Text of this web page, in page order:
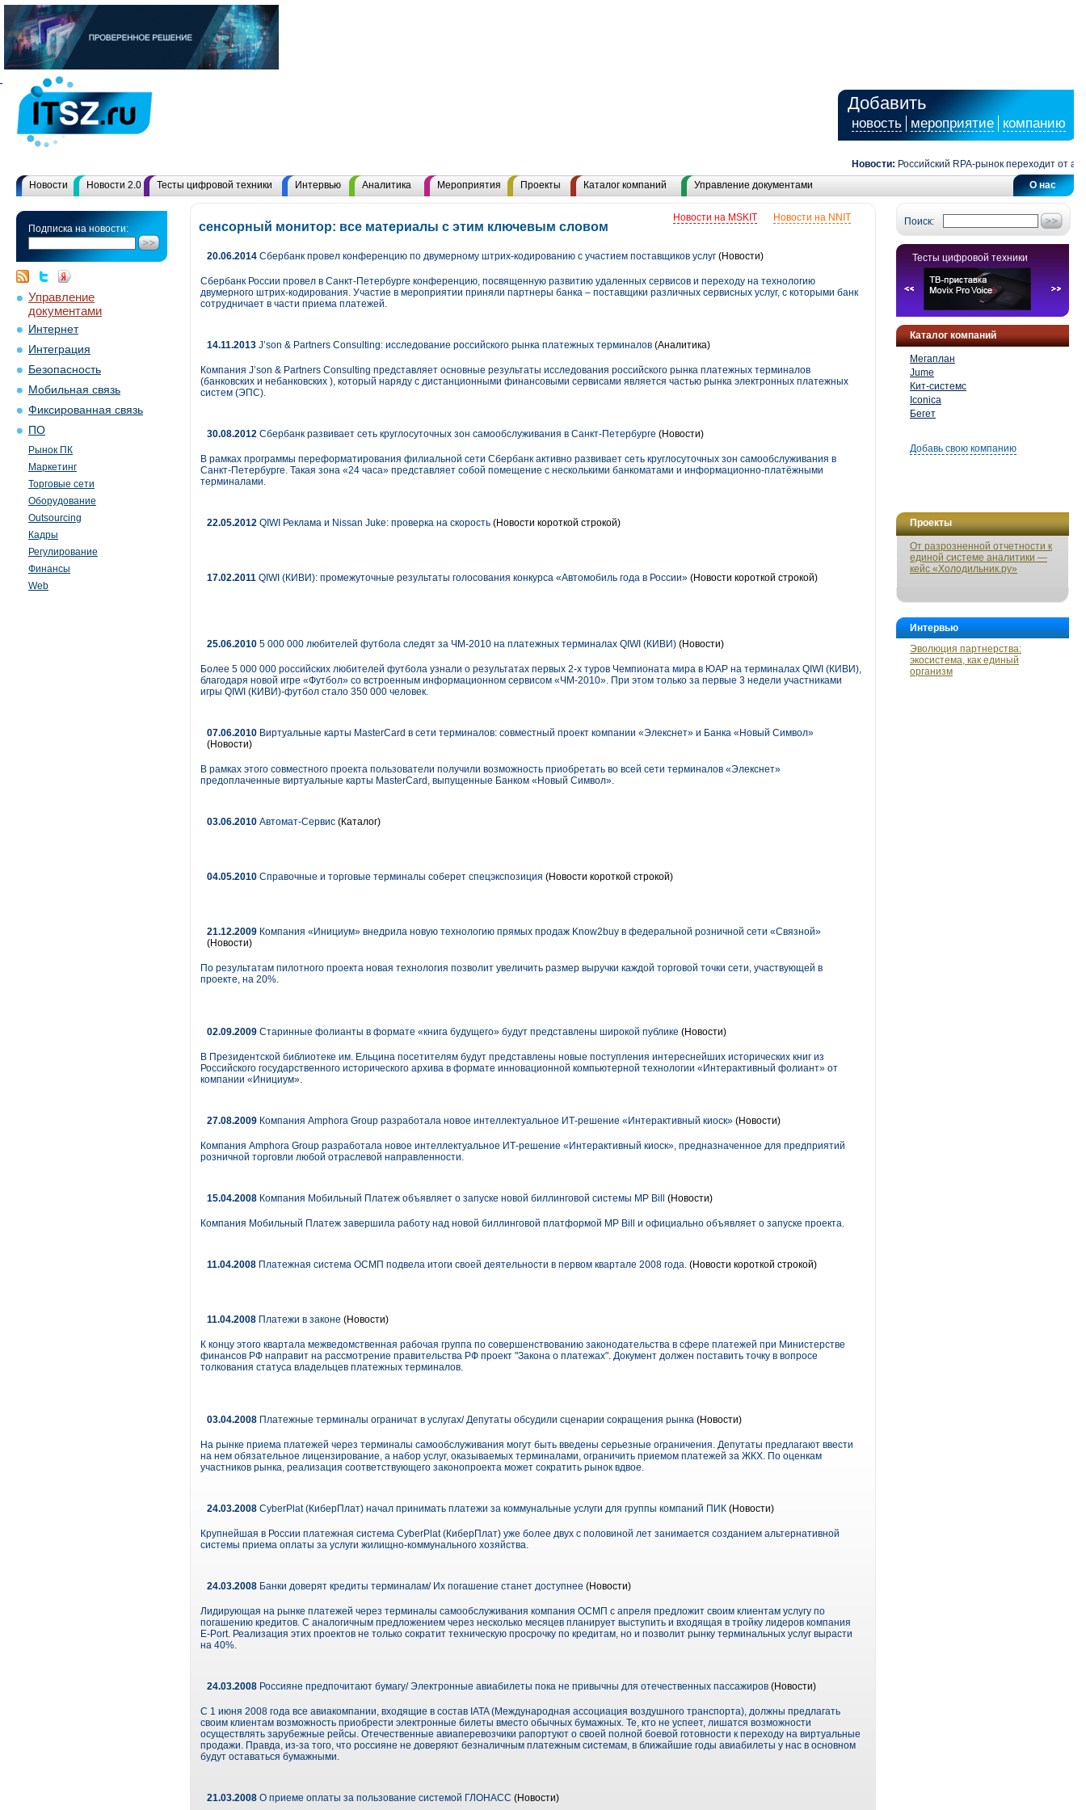
Добавить
новость мероприятие компанию
Новости: Российский RPA-рынок переходит от
О нас
Новости Новости 2.0 Тесты цифровой техники Интервью Аналитика Мероприятия Проекты Каталог компаний Управление документами
Подписка на новости:
Управление
документами
Интернет
Интеграция
Безопасность
Мобильная связь
Фиксированная связь
ПО
Рынок ПК
Маркетинг
Торговые сети
Оборудование
Outsourcing
Кадры
Регулирование
Финансы
Web
Поиск:
Тесты цифровой техники
Каталог компаний
Мегаплан
Jume
Кит-системс
Iconica
Бегет
Добавь свою компанию
Проекты
От разрозненной отчетности к
единой системе аналитики —
кейс «Холодильник.ру»
Интервью
Эволюция партнерства:
экосистема, как единый
организм
Новости на NNIT
Новости на MSKIT
сенсорный монитор: все материалы с этим ключевым словом
20.06.2014 Сбербанк провел конференцию по двумерному штрих-кодированию с участием поставщиков услуг (Новости)
Сбербанк России провел в Санкт-Петербурге конференцию, посвященную развитию удаленных сервисов и переходу на технологию
двумерного штрих-кодирования. Участие в мероприятии приняли партнеры банка – поставщики различных сервисных услуг, с которыми банк
сотрудничает в части приема платежей.
14.11.2013 J’son & Partners Consulting: исследование российского рынка платежных терминалов (Аналитика)
Компания J’son & Partners Consulting представляет основные результаты исследования российского рынка платежных терминалов
(банковских и небанковских ), который наряду с дистанционными финансовыми сервисами является частью рынка электронных платежных
систем (ЭПС).
30.08.2012 Сбербанк развивает сеть круглосуточных зон самообслуживания в Санкт-Петербурге (Новости)
В рамках программы переформатирования филиальной сети Сбербанк активно развивает сеть круглосуточных зон самообслуживания в
Санкт-Петербурге. Такая зона «24 часа» представляет собой помещение с несколькими банкоматами и информационно-платёжными
терминалами.
22.05.2012 QIWI Реклама и Nissan Juke: проверка на скорость (Новости короткой строкой)
17.02.2011 QIWI (КИВИ): промежуточные результаты голосования конкурса «Автомобиль года в России» (Новости короткой строкой)
25.06.2010 5 000 000 любителей футбола следят за ЧМ-2010 на платежных терминалах QIWI (КИВИ) (Новости)
Более 5 000 000 российских любителей футбола узнали о результатах первых 2-х туров Чемпионата мира в ЮАР на терминалах QIWI (КИВИ),
благодаря новой игре «Футбол» со встроенным информационном сервисом «ЧМ-2010». При этом только за первые 3 недели участниками
игры QIWI (КИВИ)-футбол стало 350 000 человек.
07.06.2010 Виртуальные карты MasterCard в сети терминалов: совместный проект компании «Элекснет» и Банка «Новый Символ»
(Новости)
В рамках этого совместного проекта пользователи получили возможность приобретать во всей сети терминалов «Элекснет»
предоплаченные виртуальные карты MasterCard, выпущенные Банком «Новый Символ».
03.06.2010 Автомат-Сервис (Каталог)
04.05.2010 Справочные и торговые терминалы соберет спецэкспозиция (Новости короткой строкой)
21.12.2009 Компания «Инициум» внедрила новую технологию прямых продаж Know2buy в федеральной розничной сети «Связной»
(Новости)
По результатам пилотного проекта новая технология позволит увеличить размер выручки каждой торговой точки сети, участвующей в
проекте, на 20%.
02.09.2009 Старинные фолианты в формате «книга будущего» будут представлены широкой публике (Новости)
В Президентской библиотеке им. Ельцина посетителям будут представлены новые поступления интереснейших исторических книг из
Российского государственного исторического архива в формате инновационной компьютерной технологии «Интерактивный фолиант» от
компании «Инициум».
27.08.2009 Компания Amphora Group разработала новое интеллектуальное ИТ-решение «Интерактивный киоск» (Новости)
Компания Amphora Group разработала новое интеллектуальное ИТ-решение «Интерактивный киоск», предназначенное для предприятий
розничной торговли любой отраслевой направленности.
15.04.2008 Компания Мобильный Платеж объявляет о запуске новой биллинговой системы MP Bill (Новости)
Компания Мобильный Платеж завершила работу над новой биллинговой платформой MP Bill и официально объявляет о запуске проекта.
11.04.2008 Платежная система ОСМП подвела итоги своей деятельности в первом квартале 2008 года. (Новости короткой строкой)
11.04.2008 Платежи в законе (Новости)
К концу этого квартала межведомственная рабочая группа по совершенствованию законодательства в сфере платежей при Министерстве
финансов РФ направит на рассмотрение правительства РФ проект "Закона о платежах". Документ должен поставить точку в вопросе
толкования статуса владельцев платежных терминалов.
03.04.2008 Платежные терминалы ограничат в услугах/ Депутаты обсудили сценарии сокращения рынка (Новости)
На рынке приема платежей через терминалы самообслуживания могут быть введены серьезные ограничения. Депутаты предлагают ввести
на нем обязательное лицензирование, а набор услуг, оказываемых терминалами, ограничить приемом платежей за ЖКХ. По оценкам
участников рынка, реализация соответствующего законопроекта может сократить рынок вдвое.
24.03.2008 CyberPlat (КиберПлат) начал принимать платежи за коммунальные услуги для группы компаний ПИК (Новости)
Крупнейшая в России платежная система CyberPlat (КиберПлат) уже более двух с половиной лет занимается созданием альтернативной
системы приема оплаты за услуги жилищно-коммунального хозяйства.
24.03.2008 Банки доверят кредиты терминалам/ Их погашение станет доступнее (Новости)
Лидирующая на рынке платежей через терминалы самообслуживания компания ОСМП с апреля предложит своим клиентам услугу по
погашению кредитов. С аналогичным предложением через несколько месяцев планирует выступить и входящая в тройку лидеров компания
E-Port. Реализация этих проектов не только сократит техническую просрочку по кредитам, но и позволит рынку терминальных услуг вырасти
на 40%.
24.03.2008 Россияне предпочитают бумагу/ Электронные авиабилеты пока не привычны для отечественных пассажиров (Новости)
С 1 июня 2008 года все авиакомпании, входящие в состав IATA (Международная ассоциация воздушного транспорта), должны предлагать
своим клиентам возможность приобрести электронные билеты вместо обычных бумажных. Те, кто не успеет, лишатся возможности
осуществлять зарубежные рейсы. Отечественные авиаперевозчики рапортуют о своей полной боевой готовности к переходу на виртуальные
продажи. Правда, из-за того, что россияне не доверяют безналичным платежным системам, в ближайшие годы авиабилеты у нас в основном
будут оставаться бумажными.
21.03.2008 О приеме оплаты за пользование системой ГЛОНАСС (Новости)